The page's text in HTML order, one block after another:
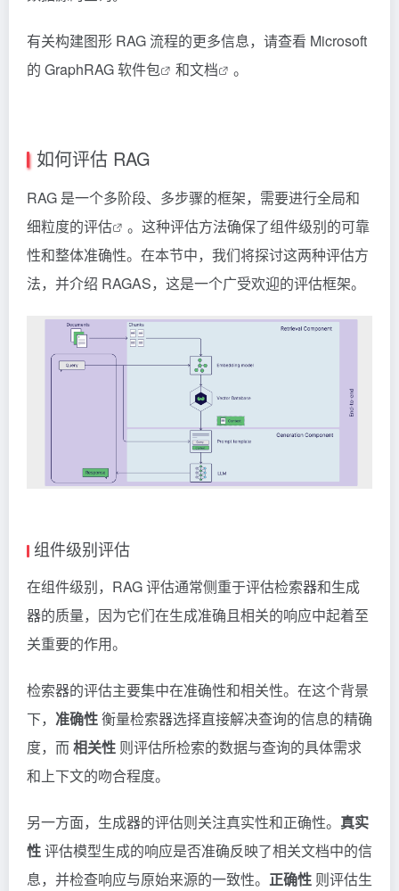
有关构建图形 RAG 流程的更多信息，请查看 Microsoft
的 GraphRAG软件包 和文档 。
如何评估 RAG
RAG 是一个多阶段、多步骤的框架，需要进行全局和
细粒度的评估
。这种评估方法确保了组件级别的可靠
性和整体准确性。在本节中，我们将探讨这两种评估方
法，并介绍 RAGAS，这是一个广受欢迎的评估框架。
组件级别评估
在组件级别，RAG 评估通常侧重于评估检索器和生成
器的质量，因为它们在生成准确且相关的响应中起着至
关重要的作用。
检索器的评估主要集中在准确性和相关性。在这个背景
下， 准确性衡量检索器选择直接解决查询的信息的精确
度，而相关性 则评估所检索的数据与查询的具体需求
和上下文的吻合程度。
另一方面，生成器的评估则关注真实性和正确性。 真实
性评估模型生成的响应是否准确反映了相关文档中的信
息，并检查响应与原始来源的一致性。 正确性 则评估生